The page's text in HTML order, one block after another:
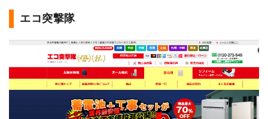
エコ突撃隊